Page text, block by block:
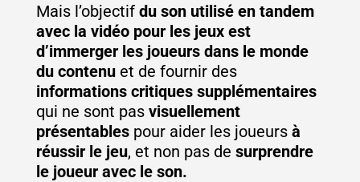
Mais l’objectif du son utilisé en tandem
avec la vidéo pour les jeux est
d’immerger les joueurs dans le monde
du contenu et de fournir des
informations critiques supplémentaires
qui ne sont pas visuellement
présentables pour aider les joueurs à
réussir le jeu, et non pas de surprendre
le joueur avec le son.